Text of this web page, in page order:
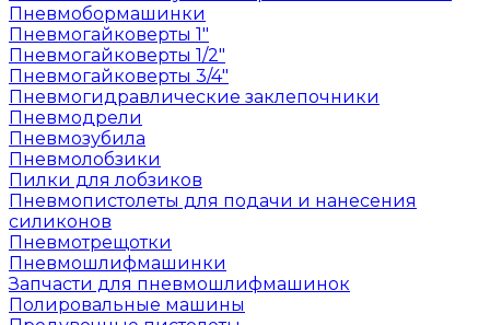
Пневмобормашинки
Пневмогайковерты 1"
Пневмогайковерты 1/2"
Пневмогайковерты 3/4"
Пневмогидравлические заклепочники
Пневмодрели
Пневмозубила
Пневмолобзики
Пилки для лобзиков
Пневмопистолеты для подачи и нанесения
силиконов
Пневмотрещотки
Пневмошлифмашинки
Запчасти для пневмошлифмашинок
Полировальные машины